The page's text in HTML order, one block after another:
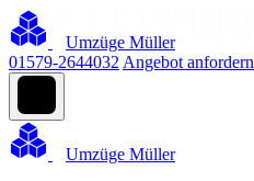
Umzüge Müller
01579-2644032 Angebot anfordern
Umzüge Müller